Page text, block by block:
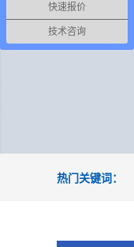
热门关键词：
快速报价
技术咨询